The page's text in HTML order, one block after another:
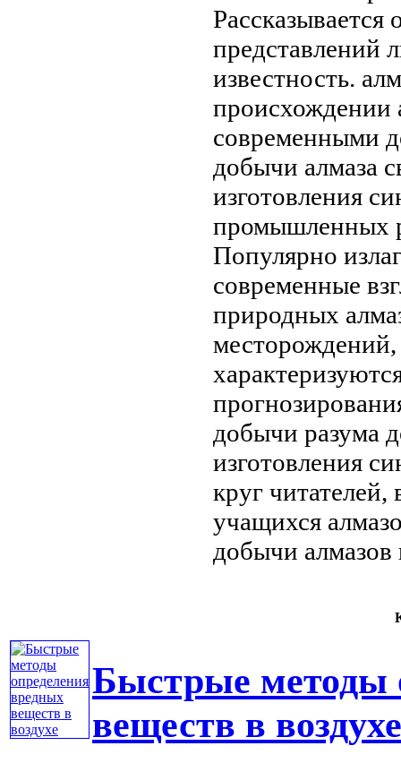
Рассказывается
представлений
известность.
происхождении
современными
добычи алмаза
изготовления
промышленных
Популярно
современные
природных
добычи разума
изготовления
круг читателей,
учащихся
добычи алмазов
Быстрые методы
веществ в воздухе